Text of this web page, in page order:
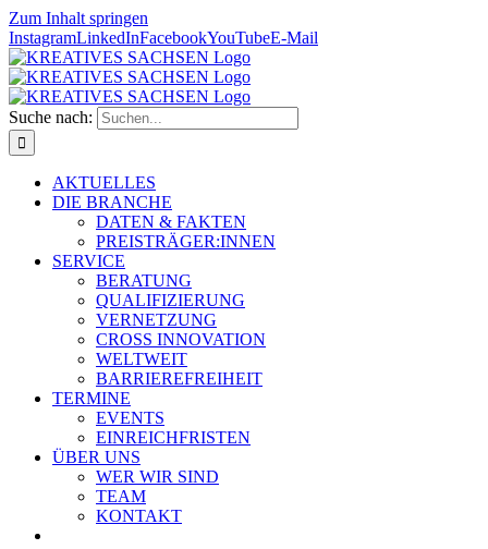
Zum Inhalt springen
InstagramLinkedInFacebookYouTubeE-Mail
Suche nach:
AKTUELLES
DIE BRANCHE
DATEN & FAKTEN
PREISTRÄGER:INNEN
SERVICE
BERATUNG
QUALIFIZIERUNG
VERNETZUNG
CROSS INNOVATION
WELTWEIT
BARRIEREFREIHEIT
TERMINE
EVENTS
EINREICHFRISTEN
ÜBER UNS
WER WIR SIND
TEAM
KONTAKT